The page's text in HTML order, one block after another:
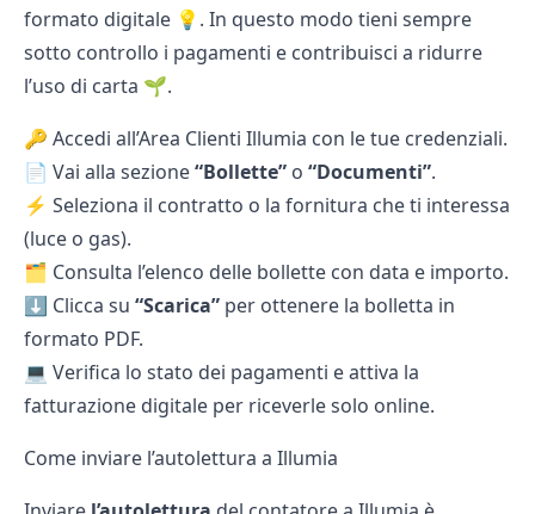
formato digitale 💡. In questo modo tieni sempre
sotto controllo i pagamenti e contribuisci a ridurre
l’uso di carta 🌱.
🔑 Accedi all’Area Clienti Illumia con le tue credenziali.
📄 Vai alla sezione“Bollette” o “Documenti”.
⚡ Seleziona il contratto o la fornitura che ti interessa
(luce o gas).
🗂 Consulta l’elenco delle bollette con data e importo.
⬇ Clicca su “Scarica” per ottenere la bolletta in
formato PDF.
💻 Verifica lo stato dei pagamenti e attiva la
fatturazione digitale per riceverle solo online.
Come inviare l’autolettura a Illumia